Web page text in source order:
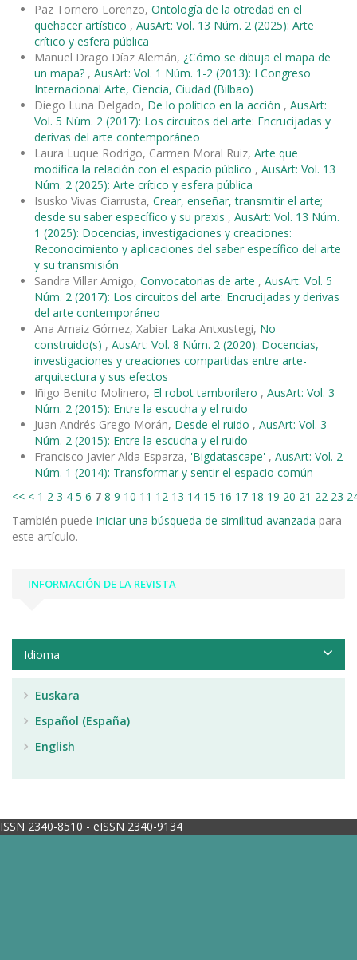
Paz Tornero Lorenzo, Ontología de la otredad en el
quehacer artístico , AusArt: Vol. 13 Núm. 2 (2025): Arte
crítico y esfera pública
Manuel Drago Díaz Alemán, ¿Cómo se dibuja el mapa de
un mapa? , AusArt: Vol. 1 Núm. 1-2 (2013): I Congreso
Internacional Arte, Ciencia, Ciudad (Bilbao)
Diego Luna Delgado, De lo político en la acción , AusArt:
Vol. 5 Núm. 2 (2017): Los circuitos del arte: Encrucijadas y
derivas del arte contemporáneo
Laura Luque Rodrigo, Carmen Moral Ruiz, Arte que
modifica la relación con el espacio público , AusArt: Vol. 13
Núm. 2 (2025): Arte crítico y esfera pública
Isusko Vivas Ciarrusta, Crear, enseñar, transmitir el arte;
desde su saber específico y su praxis , AusArt: Vol. 13 Núm.
1 (2025): Docencias, investigaciones y creaciones:
Reconocimiento y aplicaciones del saber específico del arte
y su transmisión
Sandra Villar Amigo, Convocatorias de arte , AusArt: Vol. 5
Núm. 2 (2017): Los circuitos del arte: Encrucijadas y derivas
del arte contemporáneo
Ana Arnaiz Gómez, Xabier Laka Antxustegi, No
construido(s) , AusArt: Vol. 8 Núm. 2 (2020): Docencias,
investigaciones y creaciones compartidas entre arte-
arquitectura y sus efectos
Iñigo Benito Molinero, El robot tamborilero , AusArt: Vol. 3
Núm. 2 (2015): Entre la escucha y el ruido
Juan Andrés Grego Morán, Desde el ruido , AusArt: Vol. 3
Núm. 2 (2015): Entre la escucha y el ruido
Francisco Javier Alda Esparza, 'Bigdatascape' , AusArt: Vol. 2
Núm. 1 (2014): Transformar y sentir el espacio común
<< < 1 2 3 4 5 6 7 8 9 10 11 12 13 14 15 16 17 18 19 20 21 22 23
También puede Iniciar una búsqueda de similitud avanzada para
este artículo.
INFORMACIÓN DE LA REVISTA
Idioma
Euskara
Español (España)
English
ISSN 2340-8510 - eISSN 2340-9134